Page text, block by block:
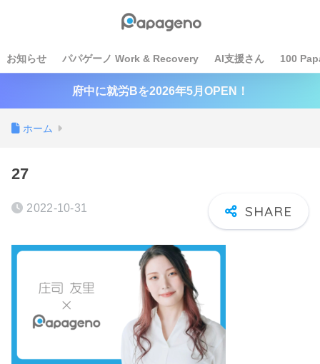
お知らせ パパゲーノ Work & Recovery AI支援さん 100
府中に就労Bを2026年5月OPEN！
ホーム
27
2022-10-31